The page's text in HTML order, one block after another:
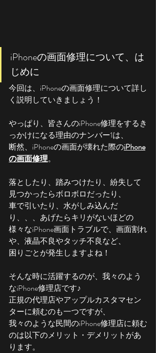
iPhoneの画面修理について、は
じめに
今回は、iPhoneの画面修理について詳し
く説明していきましょう！
やっぱり、皆さんのiPhone修理をするき
っかけになる理由のナンバー1は、
断然、iPhoneの画面が壊れた際のiPhone
の画面修理。
落としたり、踏みつけたり、紛失して
見つかったらボロボロだったり、
車で引いたり、水がしみ込んだ
り、、、あげたらキリがないほどの
様々なiPhone画面トラブルで、画面割れ
や、液晶不良やタッチ不良など、
困りごとが発生しますよね！
そんな時に活躍するのが、我々のよう
なiPhone修理店です♪
正規の代理店やアップルカスタマセン
ターに頼むのも一つですが、
我々のような民間のiPhone修理店に頼む
のは以下のメリット・デメリットがあ
ります。